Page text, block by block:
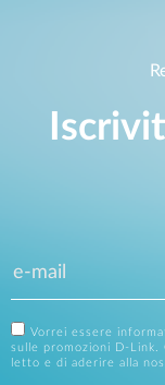
Vorrei essere
sulle promozioni D-Link.
letto e di aderire alla